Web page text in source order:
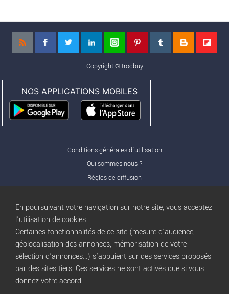
Copyright ©trocbuy
NOS APPLICATIONS MOBILES
Conditions générales d'utilisation
Qui sommes nous ?
Règles de diffusion
Nos offres Pro
Publicité
Conditions d’Utilisation
Privacy Policy
Blogtrocbuy
En poursuivant votre navigation sur notre site, vous acceptez
l'utilisation de cookies.
Certaines fonctionnalités de ce site (mesure d'audience,
géolocalisation des annonces, mémorisation de votre
sélection d'annonces...) s'appuient sur des services proposés
par des sites tiers. Ces services ne sont activés que si vous
donnez votre accord.